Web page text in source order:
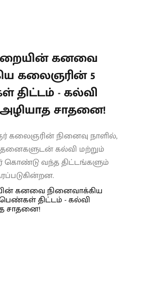
கனவை
கலைஞரின் 5
திட்டம் - கல்வி
சாதனை!
கலைஞரின் நினைவு நாளில்,
கல்வி மற்றும்
கொண்டு வந்த திட்டங்களும்